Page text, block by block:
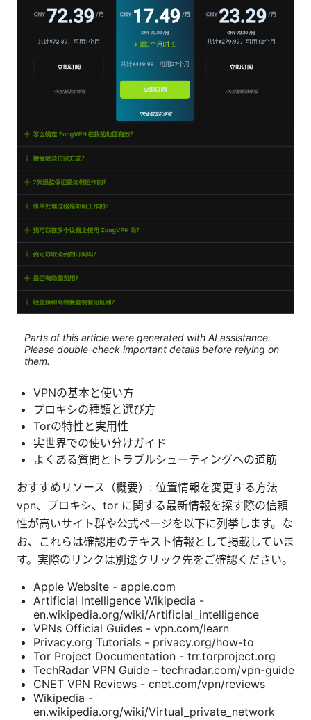
Parts of this article were generated with AI assistance.
Please double-check important details before relying on
them.
VPNの基本と使い方
プロキシの種類と選び方
Torの特性と実用性
実世界での使い分けガイド
よくある質問とトラブルシューティングへの道筋
おすすめリソース（概要）: 位置情報を変更する方法
vpn、プロキシ、tor に関する最新情報を探す際の信頼
性が高いサイト群や公式ページを以下に列挙します。な
お、これらは確認用のテキスト情報として掲載していま
す。実際のリンクは別途クリック先をご確認ください。
Apple Website - apple.com
Artificial Intelligence Wikipedia -
en.wikipedia.org/wiki/Artificial_intelligence
VPNs Official Guides - vpn.com/learn
Privacy.org Tutorials - privacy.org/how-to
Tor Project Documentation - trr.torproject.org
TechRadar VPN Guide - techradar.com/vpn-guide
CNET VPN Reviews - cnet.com/vpn/reviews
Wikipedia -
en.wikipedia.org/wiki/Virtual_private_network